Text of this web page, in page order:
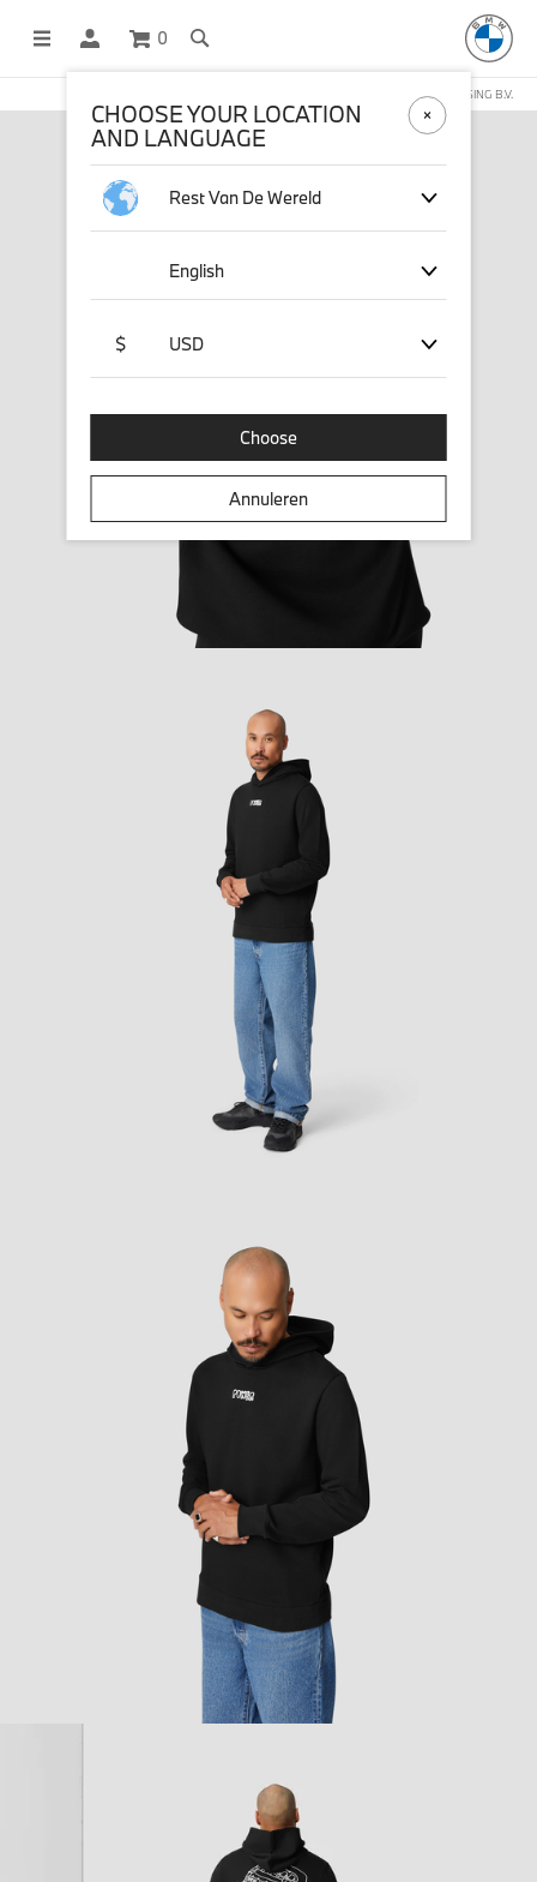
0
DEZE WEBSHOP WORDT BEHEERD DOOR STICHD SPORTMERCHANDISING B.V.
CHOOSE YOUR LOCATION
AND LANGUAGE
Rest Van De Wereld
English
$ USD
Choose
Annuleren